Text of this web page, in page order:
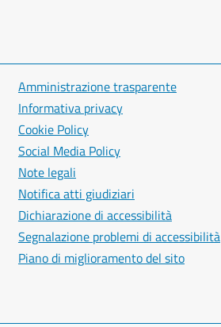
Amministrazione trasparente
Informativa privacy
Cookie Policy
Social Media Policy
Note legali
Notifica atti giudiziari
Dichiarazione di accessibilità
Segnalazione problemi di accessibilità
Piano di miglioramento del sito